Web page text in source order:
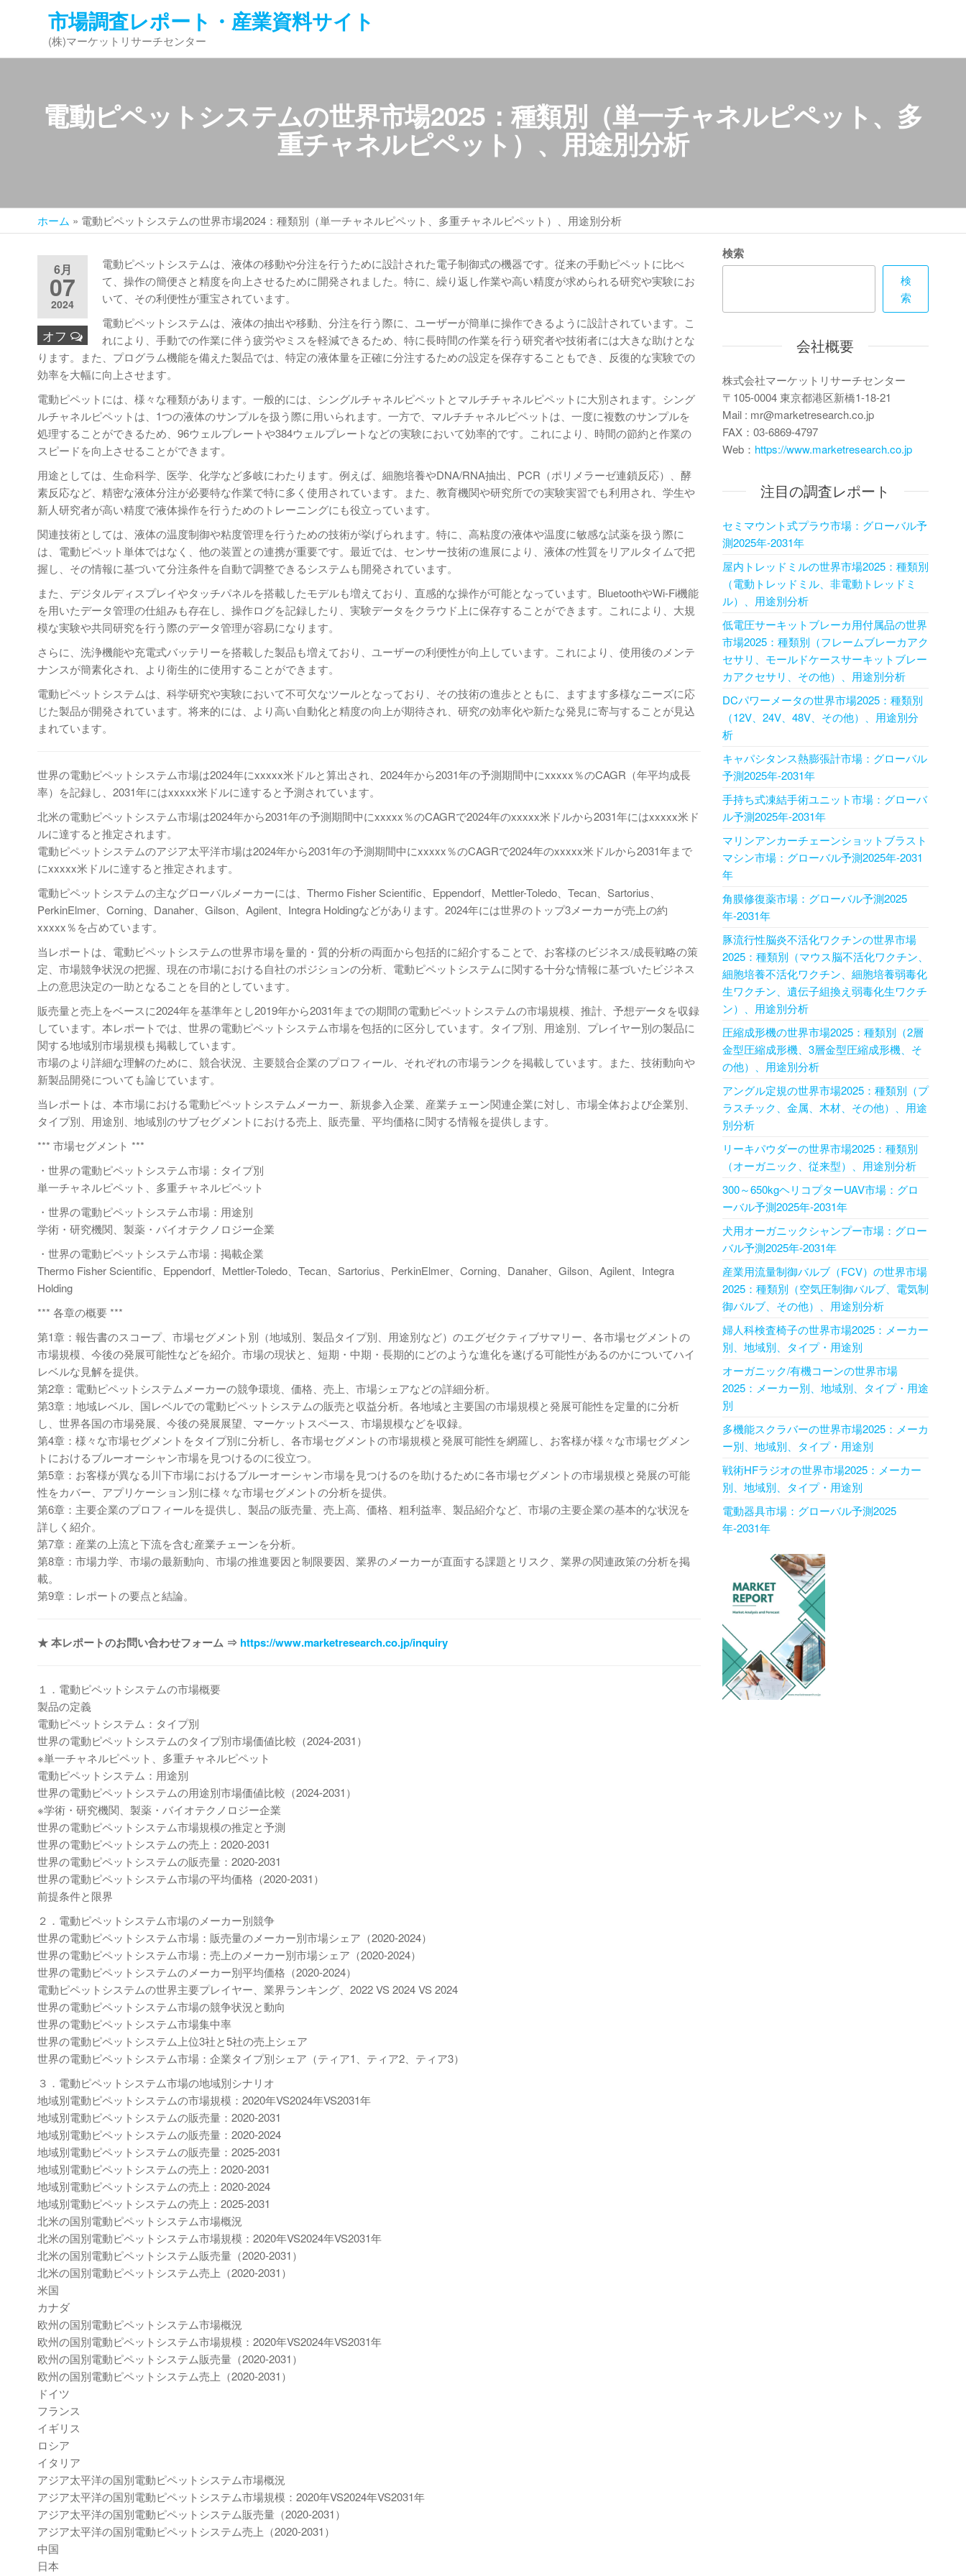
ン
市場調査レポート・産業資料サイト
(株)マーケットリサーチセンター
電動ピペットシステムの世界市場2025：種類別（単一チャネルピペット、多
重チャネルピペット）、用途別分析
ホーム » 電動ピペットシステムの世界市場2024：種類別（単一チャネルピペット、多重チャネルピペット）、用途別分析
6月
07
2024
オフ
電動ピペットシステムは、液体の移動や分注を行うために設計された電子制御式の機器です。従来の手動ピペットに比べ
て、操作の簡便さと精度を向上させるために開発されました。特に、繰り返し作業や高い精度が求められる研究や実験にお
いて、その利便性が重宝されています。
電動ピペットシステムは、液体の抽出や移動、分注を行う際に、ユーザーが簡単に操作できるように設計されています。こ
れにより、手動での作業に伴う疲労やミスを軽減できるため、特に長時間の作業を行う研究者や技術者には大きな助けとな
ります。また、プログラム機能を備えた製品では、特定の液体量を正確に分注するための設定を保存することもでき、反復的な実験での
効率を大幅に向上させます。
電動ピペットには、様々な種類があります。一般的には、シングルチャネルピペットとマルチチャネルピペットに大別されます。シング
ルチャネルピペットは、1つの液体のサンプルを扱う際に用いられます。一方で、マルチチャネルピペットは、一度に複数のサンプルを
処理することができるため、96ウェルプレートや384ウェルプレートなどの実験において効率的です。これにより、時間の節約と作業の
スピードを向上させることができます。
用途としては、生命科学、医学、化学など多岐にわたります。例えば、細胞培養やDNA/RNA抽出、PCR（ポリメラーゼ連鎖反応）、酵
素反応など、精密な液体分注が必要特な作業で特に多く使用されています。また、教育機関や研究所での実験実習でも利用され、学生や
新人研究者が高い精度で液体操作を行うためのトレーニングにも役立っています。
関連技術としては、液体の温度制御や粘度管理を行うための技術が挙げられます。特に、高粘度の液体や温度に敏感な試薬を扱う際に
は、電動ピペット単体ではなく、他の装置との連携が重要です。最近では、センサー技術の進展により、液体の性質をリアルタイムで把
握し、その情報に基づいて分注条件を自動で調整できるシステムも開発されています。
また、デジタルディスプレイやタッチパネルを搭載したモデルも増えており、直感的な操作が可能となっています。BluetoothやWi-Fi機能
を用いたデータ管理の仕組みも存在し、操作ログを記録したり、実験データをクラウド上に保存することができます。これにより、大規
模な実験や共同研究を行う際のデータ管理が容易になります。
さらに、洗浄機能や充電式バッテリーを搭載した製品も増えており、ユーザーの利便性が向上しています。これにより、使用後のメンテ
ナンスが簡素化され、より衛生的に使用することができます。
電動ピペットシステムは、科学研究や実験において不可欠なツールとなっており、その技術の進歩とともに、ますます多様なニーズに応
じた製品が開発されています。将来的には、より高い自動化と精度の向上が期待され、研究の効率化や新たな発見に寄与することが見込
まれています。
世界の電動ピペットシステム市場は2024年にxxxxx米ドルと算出され、2024年から2031年の予測期間中にxxxxx％のCAGR（年平均成長
率）を記録し、2031年にはxxxxx米ドルに達すると予測されています。
北米の電動ピペットシステム市場は2024年から2031年の予測期間中にxxxxx％のCAGRで2024年のxxxxx米ドルから2031年にはxxxxx米ド
ルに達すると推定されます。
電動ピペットシステムのアジア太平洋市場は2024年から2031年の予測期間中にxxxxx％のCAGRで2024年のxxxxx米ドルから2031年まで
にxxxxx米ドルに達すると推定されます。
電動ピペットシステムの主なグローバルメーカーには、Thermo Fisher Scientific、Eppendorf、Mettler-Toledo、Tecan、Sartorius、
PerkinElmer、Corning、Danaher、Gilson、Agilent、Integra Holdingなどがあります。2024年には世界のトップ3メーカーが売上の約
xxxxx％を占めています。
当レポートは、電動ピペットシステムの世界市場を量的・質的分析の両面から包括的に紹介することで、お客様のビジネス/成長戦略の策
定、市場競争状況の把握、現在の市場における自社のポジションの分析、電動ピペットシステムに関する十分な情報に基づいたビジネス
上の意思決定の一助となることを目的としています。
販売量と売上をベースに2024年を基準年とし2019年から2031年までの期間の電動ピペットシステムの市場規模、推計、予想データを収録
しています。本レポートでは、世界の電動ピペットシステム市場を包括的に区分しています。タイプ別、用途別、プレイヤー別の製品に
関する地域別市場規模も掲載しています。
市場のより詳細な理解のために、競合状況、主要競合企業のプロフィール、それぞれの市場ランクを掲載しています。また、技術動向や
新製品開発についても論じています。
当レポートは、本市場における電動ピペットシステムメーカー、新規参入企業、産業チェーン関連企業に対し、市場全体および企業別、
タイプ別、用途別、地域別のサブセグメントにおける売上、販売量、平均価格に関する情報を提供します。
*** 市場セグメント ***
・世界の電動ピペットシステム市場：タイプ別
単一チャネルピペット、多重チャネルピペット
・世界の電動ピペットシステム市場：用途別
学術・研究機関、製薬・バイオテクノロジー企業
・世界の電動ピペットシステム市場：掲載企業
Thermo Fisher Scientific、Eppendorf、Mettler-Toledo、Tecan、Sartorius、PerkinElmer、Corning、Danaher、Gilson、Agilent、Integra
Holding
*** 各章の概要 ***
第1章：報告書のスコープ、市場セグメント別（地域別、製品タイプ別、用途別など）のエグゼクティブサマリー、各市場セグメントの
市場規模、今後の発展可能性などを紹介。市場の現状と、短期・中期・長期的にどのような進化を遂げる可能性があるのかについてハイ
レベルな見解を提供。
第2章：電動ピペットシステムメーカーの競争環境、価格、売上、市場シェアなどの詳細分析。
第3章：地域レベル、国レベルでの電動ピペットシステムの販売と収益分析。各地域と主要国の市場規模と発展可能性を定量的に分析
し、世界各国の市場発展、今後の発展展望、マーケットスペース、市場規模などを収録。
第4章：様々な市場セグメントをタイプ別に分析し、各市場セグメントの市場規模と発展可能性を網羅し、お客様が様々な市場セグメン
トにおけるブルーオーシャン市場を見つけるのに役立つ。
第5章：お客様が異なる川下市場におけるブルーオーシャン市場を見つけるのを助けるために各市場セグメントの市場規模と発展の可能
性をカバー、アプリケーション別に様々な市場セグメントの分析を提供。
第6章：主要企業のプロフィールを提供し、製品の販売量、売上高、価格、粗利益率、製品紹介など、市場の主要企業の基本的な状況を
詳しく紹介。
第7章：産業の上流と下流を含む産業チェーンを分析。
第8章：市場力学、市場の最新動向、市場の推進要因と制限要因、業界のメーカーが直面する課題とリスク、業界の関連政策の分析を掲
載。
第9章：レポートの要点と結論。
★ 本レポートのお問い合わせフォーム ⇒ https://www.marketresearch.co.jp/inquiry
１．電動ピペットシステムの市場概要
製品の定義
電動ピペットシステム：タイプ別
世界の電動ピペットシステムのタイプ別市場価値比較（2024-2031）
※単一チャネルピペット、多重チャネルピペット
電動ピペットシステム：用途別
世界の電動ピペットシステムの用途別市場価値比較（2024-2031）
※学術・研究機関、製薬・バイオテクノロジー企業
世界の電動ピペットシステム市場規模の推定と予測
世界の電動ピペットシステムの売上：2020-2031
世界の電動ピペットシステムの販売量：2020-2031
世界の電動ピペットシステム市場の平均価格（2020-2031）
前提条件と限界
２．電動ピペットシステム市場のメーカー別競争
世界の電動ピペットシステム市場：販売量のメーカー別市場シェア（2020-2024）
世界の電動ピペットシステム市場：売上のメーカー別市場シェア（2020-2024）
世界の電動ピペットシステムのメーカー別平均価格（2020-2024）
電動ピペットシステムの世界主要プレイヤー、業界ランキング、2022 VS 2024 VS 2024
世界の電動ピペットシステム市場の競争状況と動向
世界の電動ピペットシステム市場集中率
世界の電動ピペットシステム上位3社と5社の売上シェア
世界の電動ピペットシステム市場：企業タイプ別シェア（ティア1、ティア2、ティア3）
３．電動ピペットシステム市場の地域別シナリオ
地域別電動ピペットシステムの市場規模：2020年VS2024年VS2031年
地域別電動ピペットシステムの販売量：2020-2031
地域別電動ピペットシステムの販売量：2020-2024
地域別電動ピペットシステムの販売量：2025-2031
地域別電動ピペットシステムの売上：2020-2031
地域別電動ピペットシステムの売上：2020-2024
地域別電動ピペットシステムの売上：2025-2031
北米の国別電動ピペットシステム市場概況
北米の国別電動ピペットシステム市場規模：2020年VS2024年VS2031年
北米の国別電動ピペットシステム販売量（2020-2031）
北米の国別電動ピペットシステム売上（2020-2031）
米国
カナダ
欧州の国別電動ピペットシステム市場概況
欧州の国別電動ピペットシステム市場規模：2020年VS2024年VS2031年
欧州の国別電動ピペットシステム販売量（2020-2031）
欧州の国別電動ピペットシステム売上（2020-2031）
ドイツ
フランス
イギリス
ロシア
イタリア
アジア太平洋の国別電動ピペットシステム市場概況
アジア太平洋の国別電動ピペットシステム市場規模：2020年VS2024年VS2031年
アジア太平洋の国別電動ピペットシステム販売量（2020-2031）
アジア太平洋の国別電動ピペットシステム売上（2020-2031）
中国
日本
検索
検
索
会社概要
株式会社マーケットリサーチセンター
〒105-0004 東京都港区新橋1-18-21
Mail : mr@marketresearch.co.jp
FAX：03-6869-4797
Web： https://www.marketresearch.co.jp
注目の調査レポート
セミマウント式プラウ市場：グローバル予
測2025年-2031年
屋内トレッドミルの世界市場2025：種類別
（電動トレッドミル、非電動トレッドミ
ル）、用途別分析
低電圧サーキットブレーカ用付属品の世界
市場2025：種類別（フレームブレーカアク
セサリ、モールドケースサーキットブレー
カアクセサリ、その他）、用途別分析
DCパワーメータの世界市場2025：種類別
（12V、24V、48V、その他）、用途別分
析
キャパシタンス熱膨張計市場：グローバル
予測2025年-2031年
手持ち式凍結手術ユニット市場：グローバ
ル予測2025年-2031年
マリンアンカーチェーンショットブラスト
マシン市場：グローバル予測2025年-2031
年
角膜修復薬市場：グローバル予測2025
年-2031年
豚流行性脳炎不活化ワクチンの世界市場
2025：種類別（マウス脳不活化ワクチン、
細胞培養不活化ワクチン、細胞培養弱毒化
生ワクチン、遺伝子組換え弱毒化生ワクチ
ン）、用途別分析
圧縮成形機の世界市場2025：種類別（2層
金型圧縮成形機、3層金型圧縮成形機、そ
の他）、用途別分析
アングル定規の世界市場2025：種類別（プ
ラスチック、金属、木材、その他）、用途
別分析
リーキパウダーの世界市場2025：種類別
（オーガニック、従来型）、用途別分析
300～650kgヘリコプターUAV市場：グロ
ーバル予測2025年-2031年
犬用オーガニックシャンプー市場：グロー
バル予測2025年-2031年
産業用流量制御バルブ（FCV）の世界市場
2025：種類別（空気圧制御バルブ、電気制
御バルブ、その他）、用途別分析
婦人科検査椅子の世界市場2025：メーカー
別、地域別、タイプ・用途別
オーガニック/有機コーンの世界市場
2025：メーカー別、地域別、タイプ・用途
別
多機能スクラバーの世界市場2025：メーカ
ー別、地域別、タイプ・用途別
戦術HFラジオの世界市場2025：メーカー
別、地域別、タイプ・用途別
電動器具市場：グローバル予測2025
年-2031年